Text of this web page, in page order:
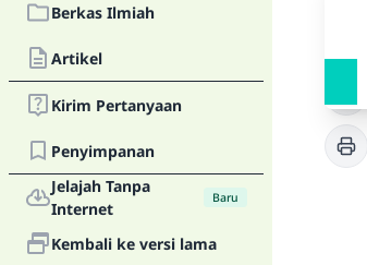
Berkas Ilmiah
Artikel
Kirim Pertanyaan
Penyimpanan
Jelajah Tanpa
Internet
Baru
Kembali ke versi lama